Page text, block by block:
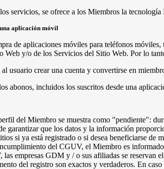
servicios, se ofrece a los Miembros la
aplicación móvil
de aplicaciones móviles para teléfonos
Web y/o de los Servicios del Sitio Web. Por lo
usuario crear una cuenta y convertirse en
abonos, incluidos los suscritos desde una
del Miembro se muestra como "pendiente":
garantizar que los datos y la información
si ya está registrado o si desea beneficiarse
del CGUV, el Miembro es
empresas GDM y / o sus afiliadas se reservan
del registro son exactos y verdaderos. En